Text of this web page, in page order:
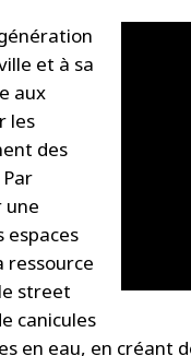
et à sa
aux
les
des
une
espaces
ressource
street
canicules
en eau, en créant